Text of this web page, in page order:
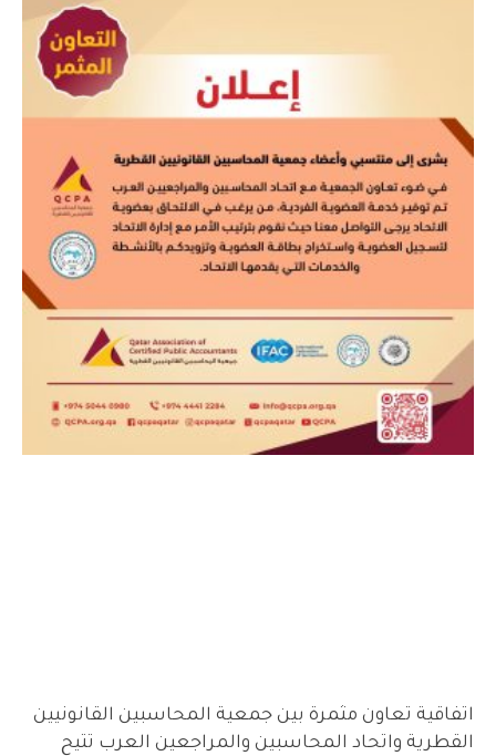
اتفاقية تعاون مثمرة بين جمعية المحاسبين القانونيين
القطرية واتحاد المحاسبين والمراجعين العرب تتيح